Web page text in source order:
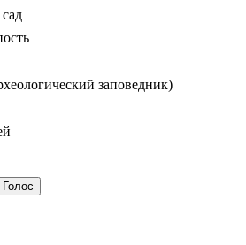
заповедник)